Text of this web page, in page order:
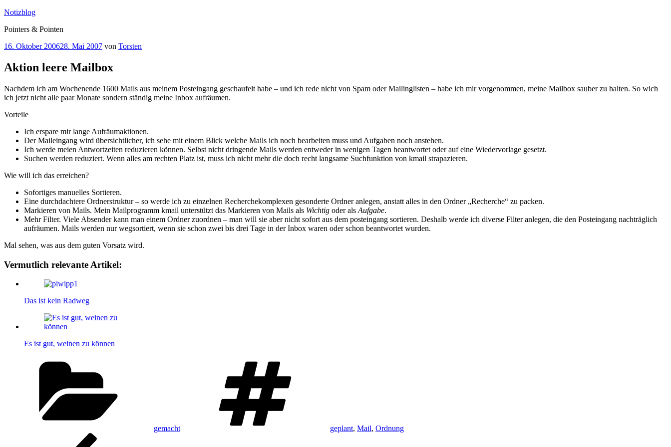
Zum
springen
Notizblog
Pointers & Pointen
Veröffentlicht
16. Oktober 200628. Mai 2007 von Torsten
Aktion leere Mailbox
Nachdem ich am Wochenende 1600 Mails aus meinem Posteingang geschaufelt habe – und ich rede nicht von Spam oder Mailinglisten – habe ich mir vorgenommen, meine Mailbox sauber zu halten. So wich
ich jetzt nicht alle paar Monate sondern ständig meine Inbox aufräumen.
Vorteile
Ich erspare mir lange Aufräumaktionen.
Der Maileingang wird übersichtlicher, ich sehe mit einem Blick welche Mails ich noch bearbeiten muss und Aufgaben noch anstehen.
Ich werde meien Antwortzeiten reduzieren können. Selbst nicht dringende Mails werden entweder in wenigen Tagen beantwortet oder auf eine Wiedervorlage gesetzt.
Suchen werden reduziert. Wenn alles am rechten Platz ist, muss ich nicht mehr die doch recht langsame Suchfunktion von kmail strapazieren.
Wie will ich das erreichen?
Sofortiges manuelles Sortieren.
Eine durchdachtere Ordnerstruktur – so werde ich zu einzelnen Recherchekomplexen gesonderte Ordner anlegen, anstatt alles in den Ordner „Recherche“ zu packen.
Markieren von Mails. Mein Mailprogramm kmail unterstützt das Markieren von Mails als Wichtig oder als Aufgabe.
Mehr Filter. Viele Absender kann man einem Ordner zuordnen – man will sie aber nicht sofort aus dem posteingang sortieren. Deshalb werde ich diverse Filter anlegen, die den Posteingang nachträglich
aufräumen. Mails werden nur wegsortiert, wenn sie schon zwei bis drei Tage in der Inbox waren oder schon beantwortet wurden.
Mal sehen, was aus dem guten Vorsatz wird.
Vermutlich relevante Artikel:
Das ist kein Radweg
Es ist gut, weinen zu können
gemacht geplant, Mail, Ordnung
Beitragsnavigation